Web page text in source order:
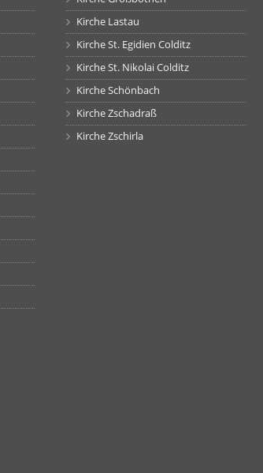
Kirche Lastau
Kirche St. Egidien Colditz
Kirche St. Nikolai Colditz
Kirche Schönbach
Kirche Zschadraß
Kirche Zschirla